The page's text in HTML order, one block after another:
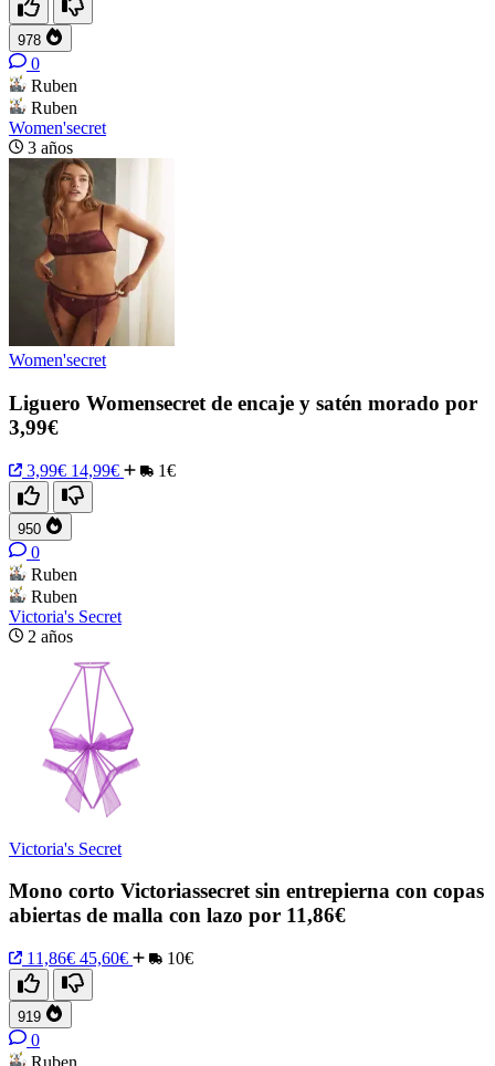
978
0
Ruben
Ruben
Women'secret
3 años
Women'secret
Liguero Womensecret de encaje y satén morado por
3,99€
3,99€ 14,99€ 1€
950
0
Ruben
Ruben
Victoria's Secret
2 años
Victoria's Secret
Mono corto Victoriassecret sin entrepierna con copas
abiertas de malla con lazo por 11,86€
11,86€ 45,60€ 10€
919
0
Ruben